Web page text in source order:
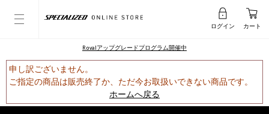
ログイン カート
Rovalアップグレードプログラム開催中
申し訳ございません。
ご指定の商品は販売終了か、ただ今お取扱いできない商品です。
ホームへ戻る